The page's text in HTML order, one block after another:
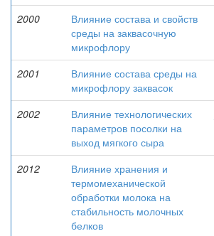
2000
Влияние состава и свойств
среды на заквасочную
микрофлору
2001
Влияние состава среды на
микрофлору заквасок
2002
Влияние технологических
параметров посолки на
выход мягкого сыра
2012
Влияние хранения и
термомеханической
обработки молока на
стабильность молочных
белков